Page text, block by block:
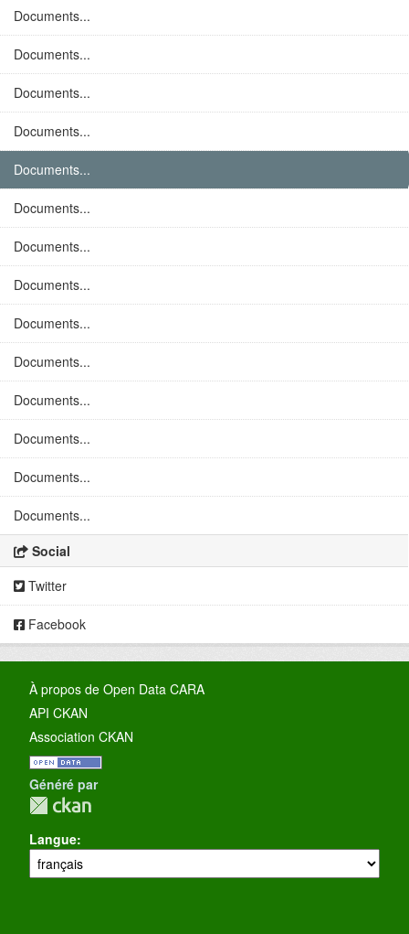
Documents...
Documents...
Documents...
Documents...
Documents...
Documents...
Documents...
Documents...
Documents...
Documents...
Documents...
Documents...
Documents...
Documents...
Social
Twitter
Facebook
À propos de Open Data CARA
API CKAN
Association CKAN
Généré par
Langue